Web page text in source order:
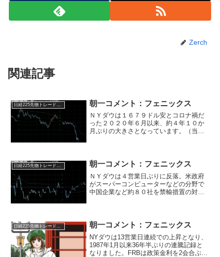
Zerch
関連記事
朝一コメント：フェニックス
ＮＹダウは１６７９ドル安とコロナ禍だ
った２０２０年６月以来、約４年１０か
月ぶりの大きさとなっています。（当時
で、世界経済悪化や貿易戦...
朝一コメント：フェニックス
ＮＹダウは４営業日ぶりに反落。米政府
がスーパーコンピューターなどの分野で
中国企業など約８０社を禁輸措置の対象
自動車業界に対する新たな...
日経225先物トレード倶楽部 朝一コメント：フェニックス
NYダウは13営業日連続での上昇となり、
1987年1月以来36年半ぶりの連騰記録と
なりました。FRBは政策金利を2会合ぶり